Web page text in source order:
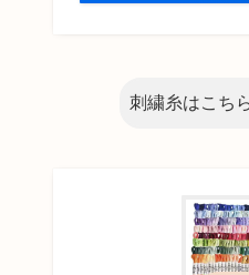
刺繍糸はこち